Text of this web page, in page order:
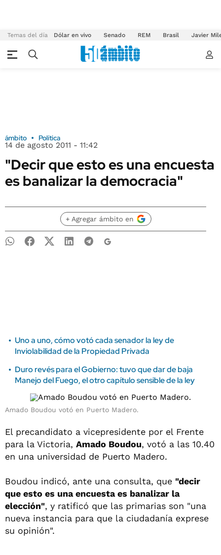
Temas del día Dólar en vivo Senado REM Brasil Javier
ámbito Política
14 de agosto 2011 - 11:42
"Decir que esto es una encuesta
es banalizar la democracia"
+ Agregar ámbito en
Uno a uno, cómo votó cada senador la ley de
Inviolabilidad de la Propiedad Privada
Duro revés para el Gobierno: tuvo que dar de baja
Manejo del Fuego, el otro capítulo sensible de la ley
Amado Boudou votó en Puerto Madero.
El precandidato a vicepresidente por el Frente
para la Victoria, Amado Boudou, votó a las 10.40
en una universidad de Puerto Madero.
Boudou indicó, ante una consulta, que "decir
que esto es una encuesta es banalizar la
elección", y ratificó que las primarias son "una
nueva instancia para que la ciudadanía exprese
su opinión".